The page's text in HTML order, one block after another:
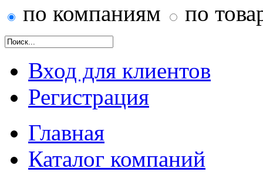
по компаниям по
Вход для клиентов
Регистрация
Главная
Каталог компаний